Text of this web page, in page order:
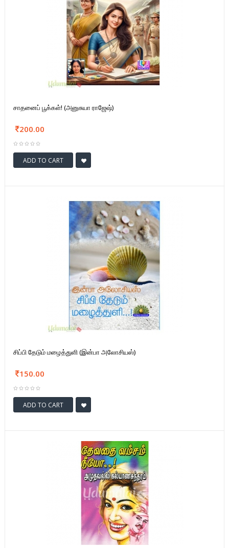
சாதனைப் பூக்கள்! (அனுசுயா ராஜேஷ்)
200.00
ADD TO CART
சிப்பி தேடும் மழைத்துளி (இன்பா அலோசியஸ்)
150.00
ADD TO CART